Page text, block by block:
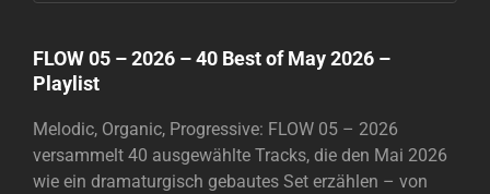
FLOW 05 – 2026 – 40 Best of May 2026 –
Playlist
Melodic, Organic, Progressive: FLOW 05 – 2026
versammelt 40 ausgewählte Tracks, die den Mai 2026
wie ein dramaturgisch gebautes Set erzählen – von